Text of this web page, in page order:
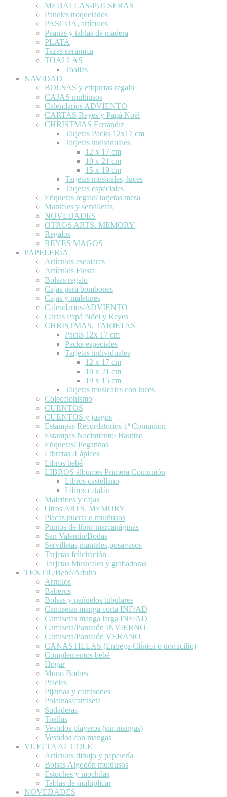
MEDALLAS-PULSERAS
Paneles troquelados
PASCUA, artículos
Peanas y tablas de madera
PLATA
Tazas cerámica
TOALLAS
Toallas
NAVIDAD
BOLSAS y etiquetas regalo
CAJAS multiusos
Calendarios ADVIENTO
CARTAS Reyes y Papá Noël
CHRISTMAS Ferrándiz
Tarjetas Packs 12x17 cm
Tarjetas individuales
12 x 17 cm
10 x 21 cm
15 x 19 cm
Tarjetas musicales, luces
Tarjetas especiales
Etiquetas regalo/ tarjetas mesa
Manteles y servilletas
NOVEDADES
OTROS ARTS. MEMORY
Regalos
REYES MAGOS
PAPELERÍA
Artículos escolares
Artículos Fiesta
Bolsas regalo
Cajas para bombones
Cajas y maletines
Calendarios/ADVIENTO
Cartas Papá Nöel y Reyes
CHRISTMAS, TARJETAS
Packs 12x 17 cm
Packs especiales
Tarjetas individuales
12 x 17 cm
10 x 21 cm
19 x 15 cm
Tarjetas musicales con luces
Coleccionismo
CUENTOS
CUENTOS y juegos
Estampas Recordatorios 1ª Comunión
Estampas Nacimiento/ Bautizo
Etiquetas/ Pegatinas
Libretas /Lápices
Libros bebé
LIBROS álbumes Primera Comunión
Libros castellano
Libros catalán
Maletines y cajas
Otros ARTS. MEMORY
Placas puerta o multiusos
Puntos de libro-marcapáginas
San Valentín/Bodas
Servilletas,manteles,posavasos
Tarjetas felicitación
Tarjetas Musicales y grabadoras
TEXTIL/Bebé/Adulto
Arrullos
Baberos
Bolsas y pañuelos tubulares
Camisetas manga corta INF/AD
Camisetas manga larga INF/AD
Camiseta/Pantalón INVIERNO
Camiseta/Pantalón VERANO
CANASTILLAS (Entrega Clínica o domicilio)
Complementos bebé
Hogar
Mono Bodies
Peleles
Pijamas y camisones
Polainas/camiseta
Sudaderas
Toallas
Vestidos playeros (sin mangas)
Vestidos con mangas
VUELTA AL COLE
Artículos dibujo y papelería
Bolsas Algodón multiusos
Estuches y mochilas
Tablas de multiplicar
NOVEDADES